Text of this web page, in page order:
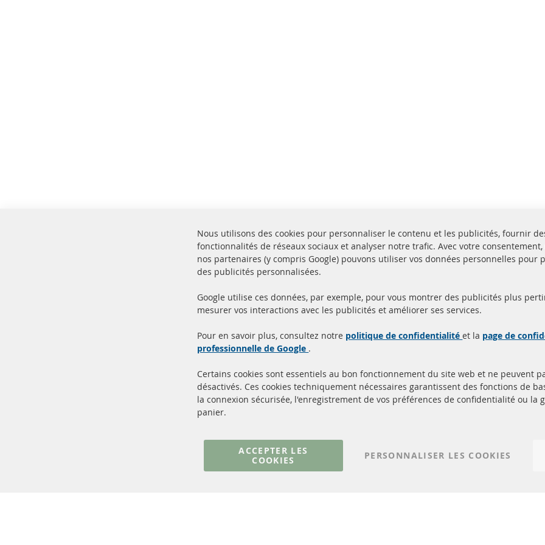
Livraison en 24 heures
Produits en stock
Toutes les pièces sont
homologuées avec la
d'homologation e
Quick Links
Filtres à particules diesel (FPD)
Matériel de montage
Service Clients
à propos de nous
Résilier le contrat
Nous utilisons des cookies pour personnaliser le contenu et les publicités, fournir
fonctionnalités de réseaux sociaux et analyser notre trafic. Avec votre
nos partenaires (y compris Google) pouvons utiliser vos données personnelles pour
des publicités personnalisées.
Google utilise ces données, par exemple, pour vous montrer des publicités plus
mesurer vos interactions avec les publicités et améliorer ses services.
Pour en savoir plus, consultez notre politique de confidentialitéet la page de
professionnelle de Google .
Certains cookies sont essentiels au bon fonctionnement du site web et ne peuvent
désactivés. Ces cookies techniquement nécessaires garantissent des fonctions de
la connexion sécurisée, l'enregistrement de vos préférences de confidentialité ou la
panier.
ACCEPTER LES
COOKIES
PERSONNALISER LES COOKIES